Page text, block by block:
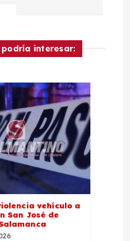
podría interesar:
vehículo a
San José de